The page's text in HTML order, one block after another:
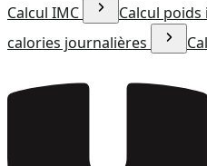
Calcul IMC Calcul poids
calories journalières